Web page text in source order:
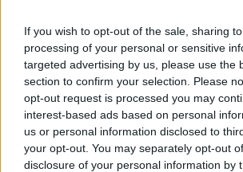
If you wish to opt-out of the sale, sharing
processing of your personal or sensitive
targeted advertising by us, please use the
section to confirm your selection. Please
opt-out request is processed you may
interest-based ads based on personal
us or personal information disclosed to
your opt-out. You may separately opt-out
disclosure of your personal information by
POLITICA
PSD cere activarea
de urgență pentru energie
menținerea centralelor pe